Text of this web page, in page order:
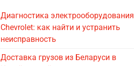
Диагностика электрооборудования
Chevrolet: как найти и устранить
неисправность
Доставка грузов из Беларуси в